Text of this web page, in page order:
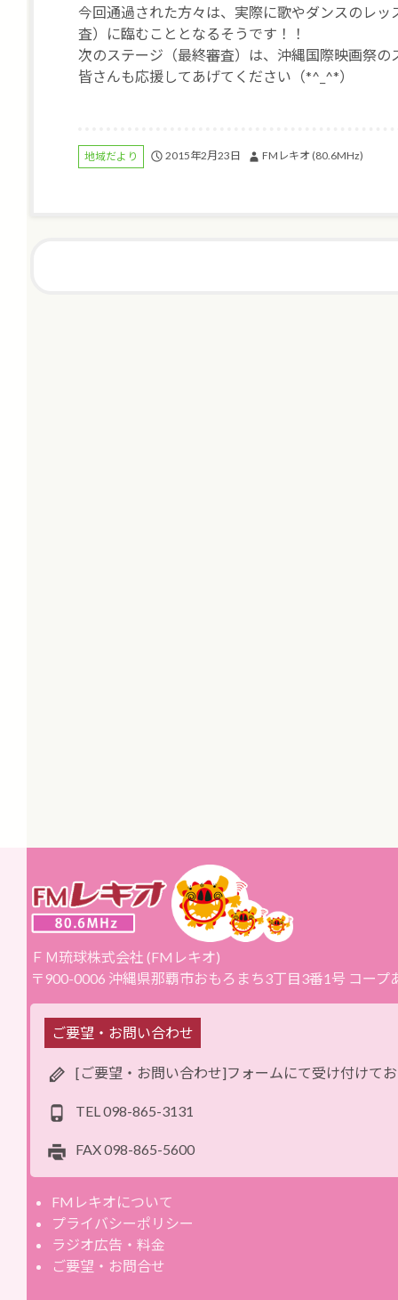
今回通過された方々は、実際に歌やダンスのレ
査）に臨むこととなるそうです！！
次のステージ（最終審査）は、沖縄国際映画祭の
皆さんも応援してあげてください（*^_^*）
地域だより 2015年2月23日 FMレキオ (80.6MHz)
ＦＭ琉球株式会社 (FMレキオ)
〒900-0006 沖縄県那覇市おもろまち3丁目3番1号 コープ
ご要望・お問い合わせ
[ご要望・お問い合わせ]フォームにて受け付けてお
TEL 098-865-3131
FAX098-865-5600
FMレキオについて
プライバシーポリシー
ラジオ広告・料金
ご要望・お問合せ